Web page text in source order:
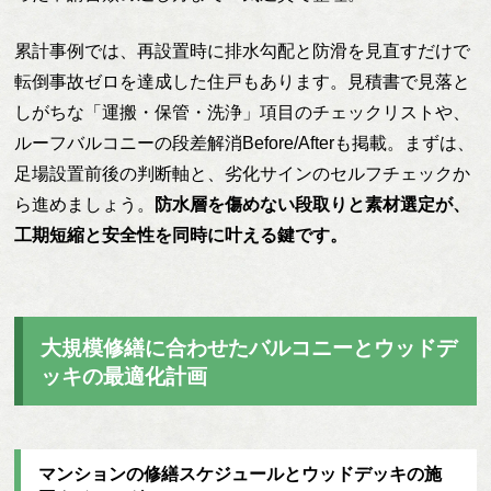
累計事例では、再設置時に排水勾配と防滑を見直すだけで
転倒事故ゼロを達成した住戸もあります。見積書で見落と
しがちな「運搬・保管・洗浄」項目のチェックリストや、
ルーフバルコニーの段差解消Before/Afterも掲載。まずは、
足場設置前後の判断軸と、劣化サインのセルフチェックか
ら進めましょう。
防水層を傷めない段取りと素材選定が、
工期短縮と安全性を同時に叶える鍵です。
大規模修繕に合わせたバルコニーとウッドデ
ッキの最適化計画
マンションの修繕スケジュールとウッドデッキの施